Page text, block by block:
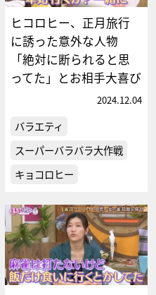
ヒコロヒー、正月旅行
に誘った意外な人物
「絶対に断られると思
ってた」とお相手大喜び
2024.12.04
バラエティ
スーパーバラバラ大作戦
キョコロヒー